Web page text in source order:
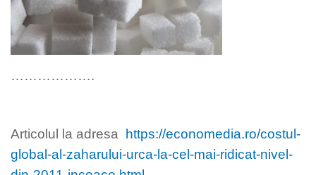
……………….
Articolul la adresa
https://economedia.ro/costul-
global-al-zaharului-urca-la-cel-mai-ridicat-nivel-